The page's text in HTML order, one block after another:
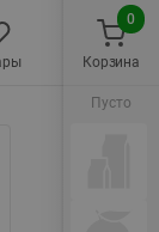
Корзина
0
Пусто